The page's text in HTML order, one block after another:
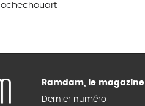
Ramdam, le magazine
Dernier numéro